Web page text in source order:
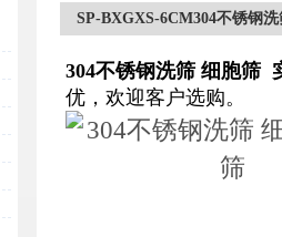
SP-BXGXS-6CM304不锈钢
304不锈钢洗筛 细胞筛
优，欢迎客户选购。